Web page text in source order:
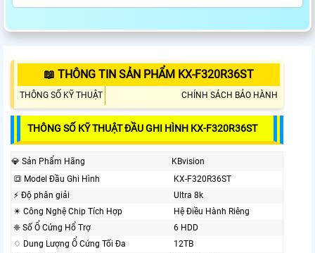
📖 THÔNG TIN SẢN PHẨM KX-F320R36ST
THÔNG SỐ KỸ THUẬT CHÍNH SÁCH BẢO HÀNH
THÔNG SỐ KỸ THUẬT ĐẦU GHI HÌNH KX-F320R36ST
💎 Sản Phẩm Hãng
KBvision
🔳 Model Đầu Ghi Hình
KX-F320R36ST
️⚡ Độ phân giải
Ultra 8k
✴️ Công Nghệ Chip Tích Hợp
Hệ Điều Hành Riêng
❈ Số Ổ Cứng Hổ Trợ
6 HDD
♢ Dung Lượng Ổ Cứng Tối Đa
12TB